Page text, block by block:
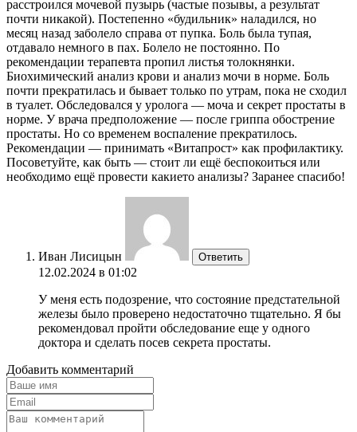
расстроился мочевой пузырь (частые позывы, а результат
почти никакой). Постепенно «будильник» наладился, но
месяц назад заболело справа от пупка. Боль была тупая,
отдавало немного в пах. Болело не постоянно. По
рекомендации терапевта пропил листья толокнянки.
Биохимический анализ крови и анализ мочи в норме. Боль
почти прекратилась и бывает только по утрам, пока не сходил
в туалет. Обследовался у уролога — моча и секрет простаты в
норме. У врача предположение — после гриппа обострение
простаты. Но со временем воспаление прекратилось.
Рекомендации — принимать «Витапрост» как профилактику.
Посоветуйте, как быть — стоит ли ещё беспокоиться или
необходимо ещё провести какието анализы? Заранее спасибо!
Иван Лисицын Ответить
12.02.2024 в 01:02
У меня есть подозрение, что состояние предстательной
железы было проверено недостаточно тщательно. Я бы
рекомендовал пройти обследование еще у одного
доктора и сделать посев секрета простаты.
Добавить комментарий